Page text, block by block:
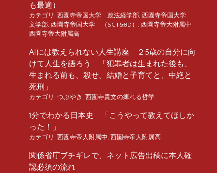
も最適）
カテゴリ: 西園寺帝国大学 政法経学部 西園寺帝国大学
文学部 西園寺帝国大学 （SGT&BD） 西園寺帝大附属中
西園寺帝大附属高
AIには教えられない人生講座 ２5歳の自分に向
けて人生を語ろう 「犯罪者は生まれた後も、
生まれる前も、殺せ。結婚と子育てと、中絶と
死刑」
カテゴリ: つぶやき 西園寺貴文の痺れる哲学
1分でわかる日本史 「こうやって教えてほしか
った！」
カテゴリ: 西園寺帝大附属中 西園寺帝大附属高
関係省庁ブチギレで、ネット広告出稿に本人確
認必須の流れ